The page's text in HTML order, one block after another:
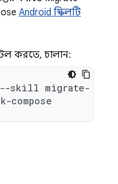
Android স্কিলটি
করতে, চালান:
skill migrate-
compose